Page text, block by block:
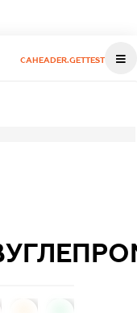
CAHEADER.GETTEST